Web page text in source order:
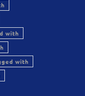
with
with